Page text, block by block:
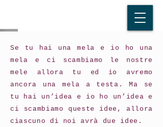
Se tu hai una mela e io ho una
mela e ci scambiamo le nostre
mele allora tu ed io avremo
ancora una mela a testa. Ma se
tu hai un’idea e io ho un’idea e
ci scambiamo queste idee, allora
ciascuno di noi avrà due idee.